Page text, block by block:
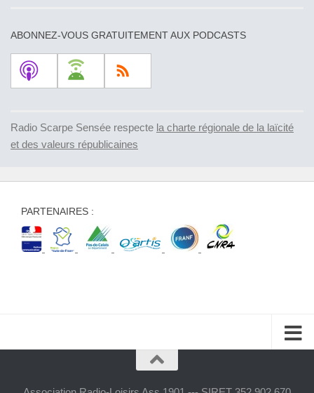
ABONNEZ-VOUS GRATUITEMENT AUX PODCASTS
Radio Scarpe Sensée respecte la charte régionale de la laïcité
et des valeurs républicaines
PARTENAIRES :